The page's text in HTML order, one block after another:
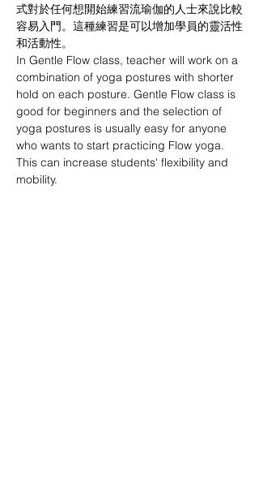
式對於任何想開始練習流瑜伽的人士來說比較
容易入門。這種練習是可以增加學員的靈活性
和活動性。
In Gentle Flow class, teacher will work on a
combination of yoga postures with shorter
hold on each posture. Gentle Flow class is
good for beginners and the selection of
yoga postures is usually easy for anyone
who wants to start practicing Flow yoga.
This can increase students' flexibility and
mobility.